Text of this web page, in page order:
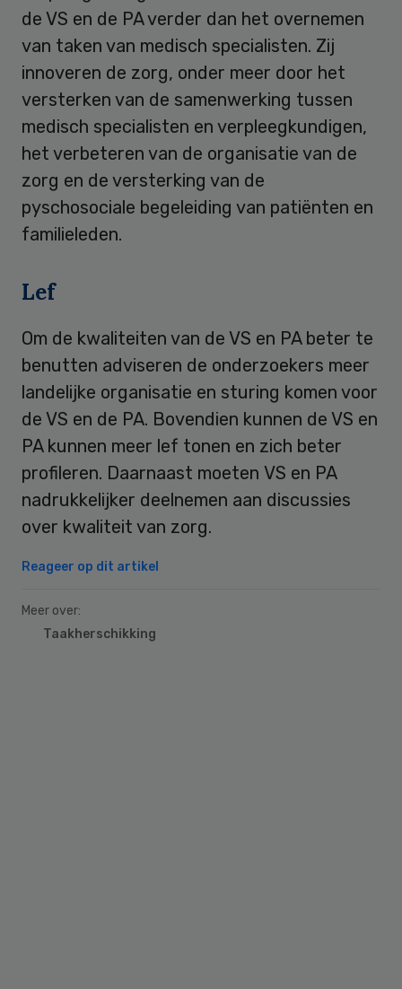
de VS en de PA verder dan het overnemen
van taken van medisch specialisten. Zij
innoveren de zorg, onder meer door het
versterken van de samenwerking tussen
medisch specialisten en verpleegkundigen,
het verbeteren van de organisatie van de
zorg en de versterking van de
pyschosociale begeleiding van patiënten en
familieleden.
Lef
Om de kwaliteiten van de VS en PA beter te
benutten adviseren de onderzoekers meer
landelijke organisatie en sturing komen voor
de VS en de PA. Bovendien kunnen de VS en
PA kunnen meer lef tonen en zich beter
profileren. Daarnaast moeten VS en PA
nadrukkelijker deelnemen aan discussies
over kwaliteit van zorg.
Reageer op dit artikel
Meer over:
Taakherschikking